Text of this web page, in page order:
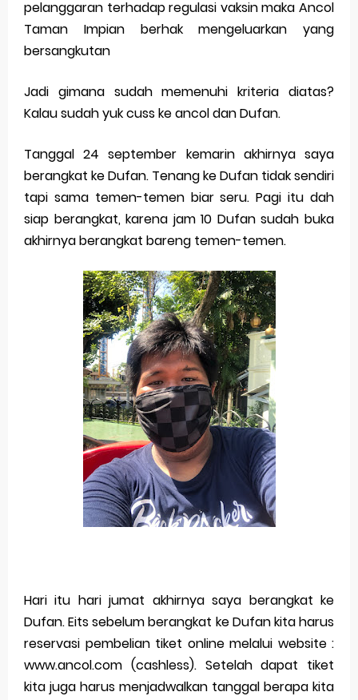
pelanggaran terhadap regulasi vaksin maka Ancol
Taman Impian berhak mengeluarkan yang
bersangkutan
Jadi gimana sudah memenuhi kriteria diatas?
Kalau sudah yuk cuss ke ancol dan Dufan.
Tanggal 24 september kemarin akhirnya saya
berangkat ke Dufan. Tenang ke Dufan tidak sendiri
tapi sama temen-temen biar seru. Pagi itu dah
siap berangkat, karena jam 10 Dufan sudah buka
akhirnya berangkat bareng temen-temen.
Hari itu hari jumat akhirnya saya berangkat ke
Dufan. Eits sebelum berangkat ke Dufan kita harus
reservasi pembelian tiket online melalui website :
www.ancol.com (cashless). Setelah dapat tiket
kita juga harus menjadwalkan tanggal berapa kita